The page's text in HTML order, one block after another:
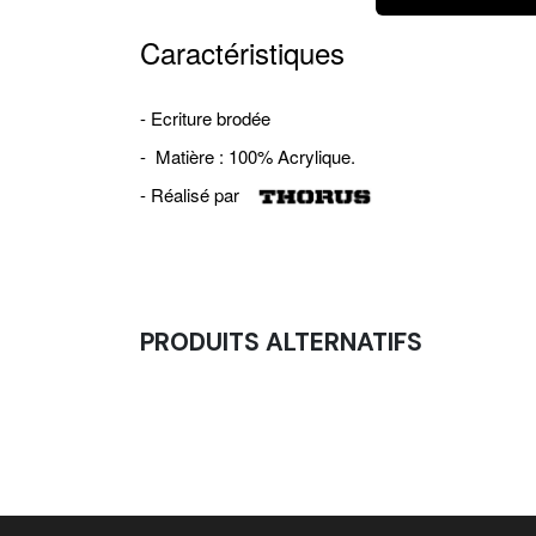
Caractéristiques
- Ecriture brodée
- Matière : 100% Acrylique.
- Réalisé par
PRODUITS ALTERNATIFS